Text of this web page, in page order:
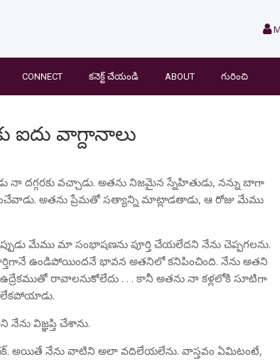
CONNECT కనెక్ట్ చేయండి ABOUT గురించి
ఐదు వాగ్దానాలు
నా దగ్గరకు వచ్చాడు. అతను నిజమైన స్నేహితుడు, నన్ను బాగా
అతను ప్రేమతో సత్యాన్ని మాట్లాడతాడు, ఆ రోజు మేము
మేము మా సంభాషణను పూర్తి చేయలేదని నేను చెప్పగలను.
ఉండిపోయిందనే భావన అతనిలో కనిపించింది. నేను అతని
రావాలనుకోలేదు . . . కానీ అతను నా కళ్లలోకి సూటిగా
నేను విజ్ఞప్తి చేశాను.
అయితే నేను వాటిని అలా వదిలేయలేను. వాస్తవం ఏమిటంటే,